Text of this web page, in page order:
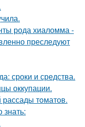
рода хиаломма -
преследуют
сроки и средства.
оккупации.
тoматов.